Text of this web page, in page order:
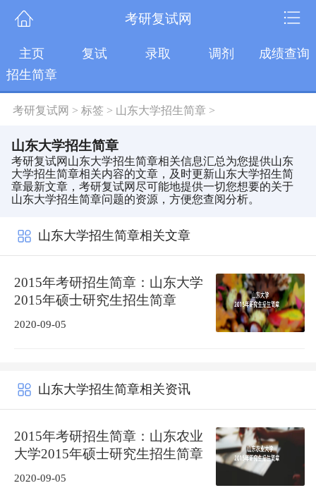
考研复试网
主页 复试 录取 调剂
成绩查询
招生简章
考研复试网 > 标签 > 山东大学招生简章>
山东大学招生简章
考研复试网山东大学招生简章相关信息汇总为您提供山东
大学招生简章相关内容的文章，及时更新山东大学招生简
章最新文章，考研复试网尽可能地提供一切您想要的关于
山东大学招生简章问题的资源，方便您查阅分析。
山东大学招生简章相关文章
2015年考研招生简章：山东大学
2015年硕士研究生招生简章
2020-09-05
山东大学招生简章相关资讯
2015年考研招生简章：山东农业
大学2015年硕士研究生招生简章
2020-09-05